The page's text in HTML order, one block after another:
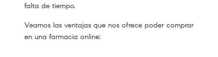
falta de tiempo.
Veamos las ventajas que nos ofrece poder comprar
en una farmacia online: